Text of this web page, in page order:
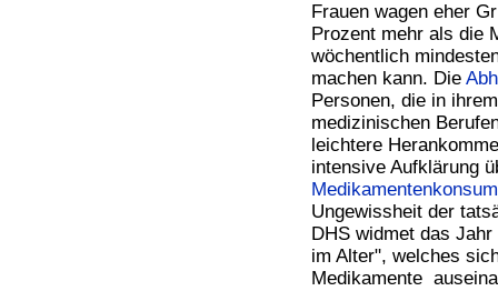
Frauen wagen eher
Prozent mehr als die
wöchentlich
machen kann. Die
Personen, die in
medizinischen
leichtere
intensive Aufklärung
Ungewissheit der
DHS widmet das
im Alter", welches
Medikamente